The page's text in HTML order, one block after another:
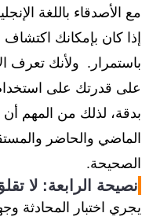
مع الأصدقاء باللغة
إذا كان بإمكانك
باستمرار. ولأنك تعرف
على قدرتك على استخدام
بدقة، لذلك من المهم
الماضي والحاضر
الصحيحة.
نصيحة الرابعة: لا
يجري اختبار المحادثة